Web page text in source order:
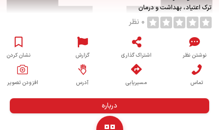
ترک اعتیاد بهداشت و درمان
0 نظر
نوشتن نظر اشتراک گذاری گزارش نشان کردن
تماس مسیریابی آدرس افزودن تصویر
درباره